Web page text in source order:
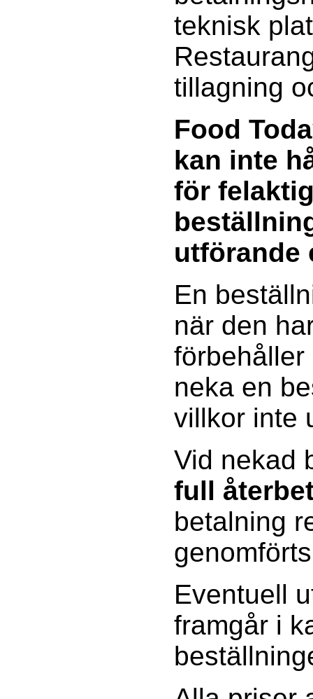
teknisk
tillagning
Food
kan inte
för
utförande
En
när den
neka en
villkor inte
Vid nekad
full
betalning
Eventuell
framgår i